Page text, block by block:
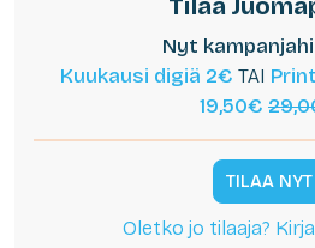
Tilaa
Nyt
Kuukausi digiä 2€ TAI
19,50€
TILAA NYT
Oletko jo tilaaja?